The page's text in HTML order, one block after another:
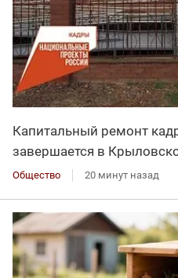
Капитальный ремонт
завершается в
Общество 20 минут назад